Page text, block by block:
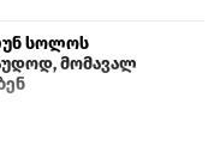
სოლოს
მომავალ